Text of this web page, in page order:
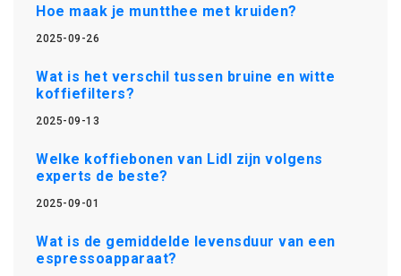
Hoe maak je muntthee met kruiden?
2025-09-26
Wat is het verschil tussen bruine en witte
koffiefilters?
2025-09-13
Welke koffiebonen van Lidl zijn volgens
experts de beste?
2025-09-01
Wat is de gemiddelde levensduur van een
espressoapparaat?